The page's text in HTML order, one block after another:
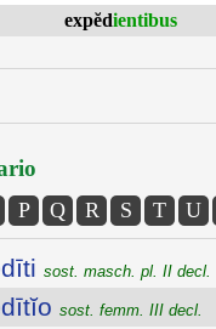
expĕdientibus
P Q R S T U
sost. masch. pl. II decl.
sost. femm. III decl.